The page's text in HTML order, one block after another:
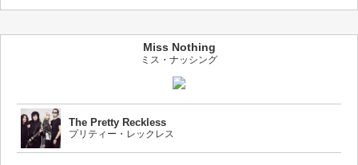
Miss Nothing
ミス・ナッシング
The Pretty Reckless
プリティー・レックレス